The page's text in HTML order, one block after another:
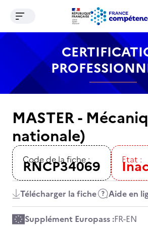
Contenu Recherche Menu
Ouvrir le menu de navigation
MASTER -
nationale)
Code de la fiche :
RNCP34069 Etat :
Télécharger la fiche Aide en
Supplément Europass :FR-EN